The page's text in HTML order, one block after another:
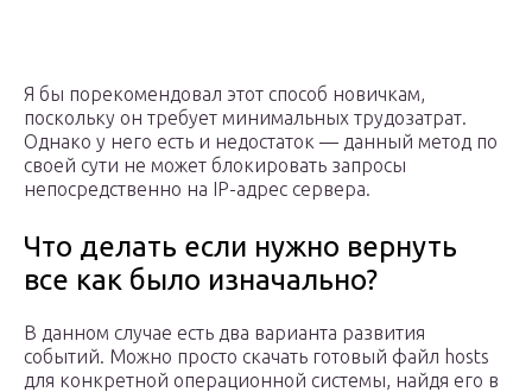
Я бы порекомендовал этот способ новичкам,
поскольку он требует минимальных трудозатрат.
Однако у него есть и недостаток — данный метод по
своей сути не может блокировать запросы
непосредственно на IP-адрес сервера.
Что делать если нужно вернуть
все как было изначально?
В данном случае есть два варианта развития
событий. Можно просто скачать готовый файл hosts
для конкретной операционной системы, найдя его в